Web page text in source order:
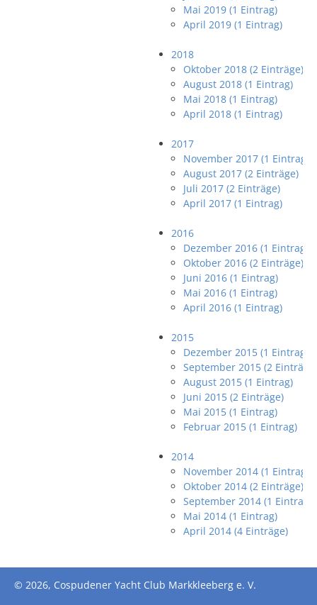
Mai 2019 (1 Eintrag)
April 2019 (1 Eintrag)
2018
Oktober 2018 (2 Einträge)
August 2018 (1 Eintrag)
Mai 2018 (1 Eintrag)
April 2018 (1 Eintrag)
2017
November 2017 (1 Eintrag)
August 2017 (2 Einträge)
Juli 2017 (2 Einträge)
April 2017 (1 Eintrag)
2016
Dezember 2016 (1 Eintrag)
Oktober 2016 (2 Einträge)
Juni 2016 (1 Eintrag)
Mai 2016 (1 Eintrag)
April 2016 (1 Eintrag)
2015
Dezember 2015 (1 Eintrag)
September 2015 (2 Einträge)
August 2015 (1 Eintrag)
Juni 2015 (2 Einträge)
Mai 2015 (1 Eintrag)
Februar 2015 (1 Eintrag)
2014
November 2014 (1 Eintrag)
Oktober 2014 (2 Einträge)
September 2014 (1 Eintrag)
Mai 2014 (1 Eintrag)
April 2014 (4 Einträge)
© 2026, Cospudener Yacht Club Markkleeberg e. V.